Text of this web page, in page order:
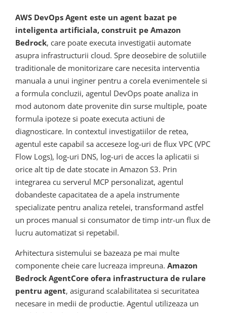
AWS DevOps Agent este un agent bazat pe
inteligenta artificiala, construit pe Amazon
Bedrock, care poate executa investigatii automate
asupra infrastructurii cloud. Spre deosebire de solutiile
traditionale de monitorizare care necesita interventia
manuala a unui inginer pentru a corela evenimentele si
a formula concluzii, agentul DevOps poate analiza in
mod autonom date provenite din surse multiple, poate
formula ipoteze si poate executa actiuni de
diagnosticare. In contextul investigatiilor de retea,
agentul este capabil sa acceseze log-uri de flux VPC (VPC
Flow Logs), log-uri DNS, log-uri de acces la aplicatii si
orice alt tip de date stocate in Amazon S3. Prin
integrarea cu serverul MCP personalizat, agentul
dobandeste capacitatea de a apela instrumente
specializate pentru analiza retelei, transformand astfel
un proces manual si consumator de timp intr-un flux de
lucru automatizat si repetabil.
Arhitectura sistemului se bazeaza pe mai multe
componente cheie care lucreaza impreuna. Amazon
Bedrock AgentCore ofera infrastructura de rulare
pentru agent, asigurand scalabilitatea si securitatea
necesare in medii de productie. Agentul utilizeaza un